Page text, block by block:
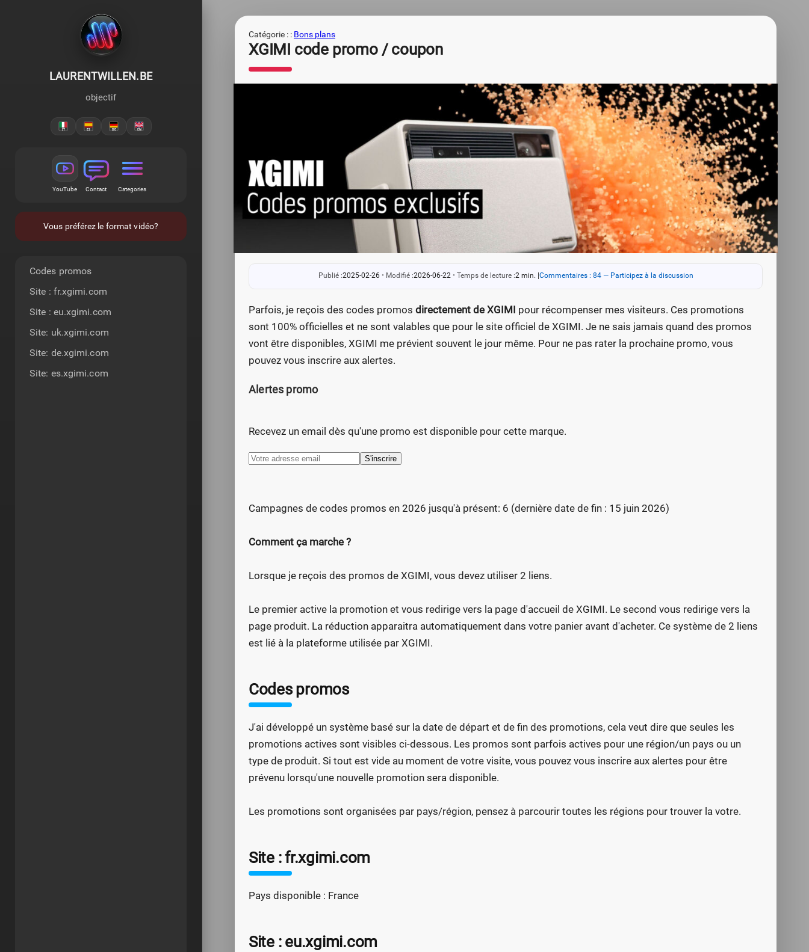
LAURENTWILLEN.BE
objectif
YouTube Contact Categories
Vous préférez le format vidéo?
Codes promos
Site : fr.xgimi.com
Site : eu.xgimi.com
Site: uk.xgimi.com
Site: de.xgimi.com
Site: es.xgimi.com
Catégorie : : Bons plans
XGIMI code promo / coupon
Publié :2025-02-26 • Modifié :2026-06-22 • Temps de lecture :2 min. Commentaires : 84 — Participez à la discussion
Parfois, je reçois des codes promos directement de XGIMI pour récompenser mes visiteurs. Ces promotions
sont 100% officielles et ne sont valables que pour le site officiel de XGIMI. Je ne sais jamais quand des promos
vont être disponibles, XGIMI me prévient souvent le jour même. Pour ne pas rater la prochaine promo, vous
pouvez vous inscrire aux alertes.
Alertes promo
Recevez un email dès qu'une promo est disponible pour cette marque.
S'inscrire
Campagnes de codes promos en 2026 jusqu'à présent: 6 (dernière date de fin : 15 juin 2026)
Comment ça marche ?
Lorsque je reçois des promos de XGIMI, vous devez utiliser 2 liens.
Le premier active la promotion et vous redirige vers la page d'accueil de XGIMI. Le second vous redirige vers la
page produit. La réduction apparaitra automatiquement dans votre panier avant d'acheter. Ce système de 2 liens
est lié à la plateforme utilisée par XGIMI.
Codes promos
J'ai développé un système basé sur la date de départ et de fin des promotions, cela veut dire que seules les
promotions actives sont visibles ci-dessous. Les promos sont parfois actives pour une région/un pays ou un
type de produit. Si tout est vide au moment de votre visite, vous pouvez vous inscrire aux alertes pour être
prévenu lorsqu'une nouvelle promotion sera disponible.
Les promotions sont organisées par pays/région, pensez à parcourir toutes les régions pour trouver la votre.
Site : fr.xgimi.com
Pays disponible : France
Site : eu.xgimi.com